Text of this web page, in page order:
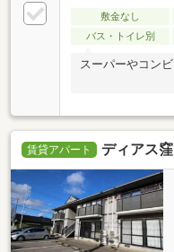
敷金なし
バス・トイレ別
スーパーやコン
賃貸アパート ディアス